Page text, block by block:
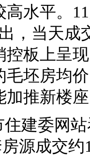
水平。
，当天成
控板上呈
坯房均
加推新楼
委网站
源成交